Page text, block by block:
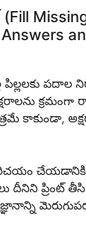
పిల్లలకు
చేయడానికి
ప్రింట్